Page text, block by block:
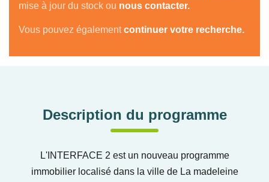
mise à jour du stock ou nous contacter.
Vous pouvez égalementcontinuer votre recherche.
Description du programme
L'INTERFACE 2 est un nouveau programme
immobilier localisé dans la ville de La madeleine